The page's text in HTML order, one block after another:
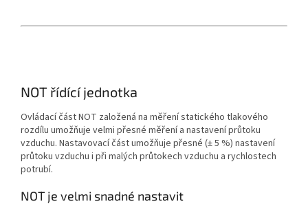
NOT řídící jednotka
Ovládací část NOT založená na měření statického tlakového
rozdílu umožňuje velmi přesné měření a nastavení průtoku
vzduchu. Nastavovací část umožňuje přesné (± 5 %) nastavení
průtoku vzduchu i při malých průtokech vzduchu a rychlostech
potrubí.
NOT je velmi snadné nastavit